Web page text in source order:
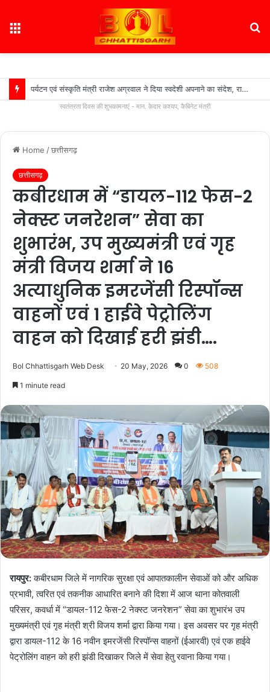
पर्यटन एवं संस्कृति मंत्री राजेश अग्रवाल ने दिया स्वदेशी अपनाने का संदेश, राष्ट्रीय हथकरघा दिवस पर बुनकरों के सम्मान और श्वोकल फॉर लोकलश् अभियान को मजबूत बनाने की अपील…..
स्वतंत्रता दिवस की शुभकामनाएं - मान. केदार कश्यप, कैबिनेट मंत्री
Home /छत्तीसगढ़
छत्तीसगढ़
कबीरधाम में “डायल-112 फेस-2
नेक्स्ट जनरेशन” सेवा का
शुभारंभ, उप मुख्यमंत्री एवं गृह
मंत्री विजय शर्मा ने 16
अत्याधुनिक इमरजेंसी रिस्पॉन्स
वाहनों एवं 1 हाईवे पेट्रोलिंग
वाहन को दिखाई हरी झंडी….
Bol Chhattisgarh Web Desk 20 May, 2026 0 508
1 minute read
रायपुर:कबीरधाम जिले में नागरिक सुरक्षा एवं आपातकालीन सेवाओं को और अधिक
प्रभावी, त्वरित एवं तकनीक आधारित बनाने की दिशा में आज थाना कोतवाली
परिसर, कवर्धा में “डायल-112 फेस-2 नेक्स्ट जनरेशन” सेवा का शुभारंभ उप
मुख्यमंत्री एवं गृह मंत्री श्री विजय शर्मा द्वारा किया गया। इस अवसर पर गृह मंत्री
द्वारा डायल-112 के 16 नवीन इमरजेंसी रिस्पॉन्स वाहनों (ईआरवी) एवं एक हाईवे
पेट्रोलिंग वाहन को हरी झंडी दिखाकर जिले में सेवा हेतु रवाना किया गया।